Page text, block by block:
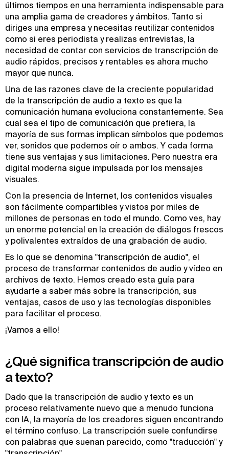
últimos tiempos en una herramienta indispensable para
una amplia gama de creadores y ámbitos. Tanto si
diriges una empresa y necesitas reutilizar contenidos
como si eres periodista y realizas entrevistas, la
necesidad de contar con servicios de transcripción de
audio rápidos, precisos y rentables es ahora mucho
mayor que nunca.
Una de las razones clave de la creciente popularidad
de la transcripción de audio a texto es que la
comunicación humana evoluciona constantemente. Sea
cual sea el tipo de comunicación que prefiera, la
mayoría de sus formas implican símbolos que podemos
ver, sonidos que podemos oír o ambos. Y cada forma
tiene sus ventajas y sus limitaciones. Pero nuestra era
digital moderna sigue impulsada por los mensajes
visuales.
Con la presencia de Internet, los contenidos visuales
son fácilmente compartibles y vistos por miles de
millones de personas en todo el mundo. Como ves, hay
un enorme potencial en la creación de diálogos frescos
y polivalentes extraídos de una grabación de audio.
Es lo que se denomina "transcripción de audio", el
proceso de transformar contenidos de audio y vídeo en
archivos de texto. Hemos creado esta guía para
ayudarte a saber más sobre la transcripción, sus
ventajas, casos de uso y las tecnologías disponibles
para facilitar el proceso.
¡Vamos a ello!
¿Qué significa transcripción de audio
a texto?
Dado que la transcripción de audio y texto es un
proceso relativamente nuevo que a menudo funciona
con IA, la mayoría de los creadores siguen encontrando
el término confuso. La transcripción suele confundirse
con palabras que suenan parecido, como "traducción" y